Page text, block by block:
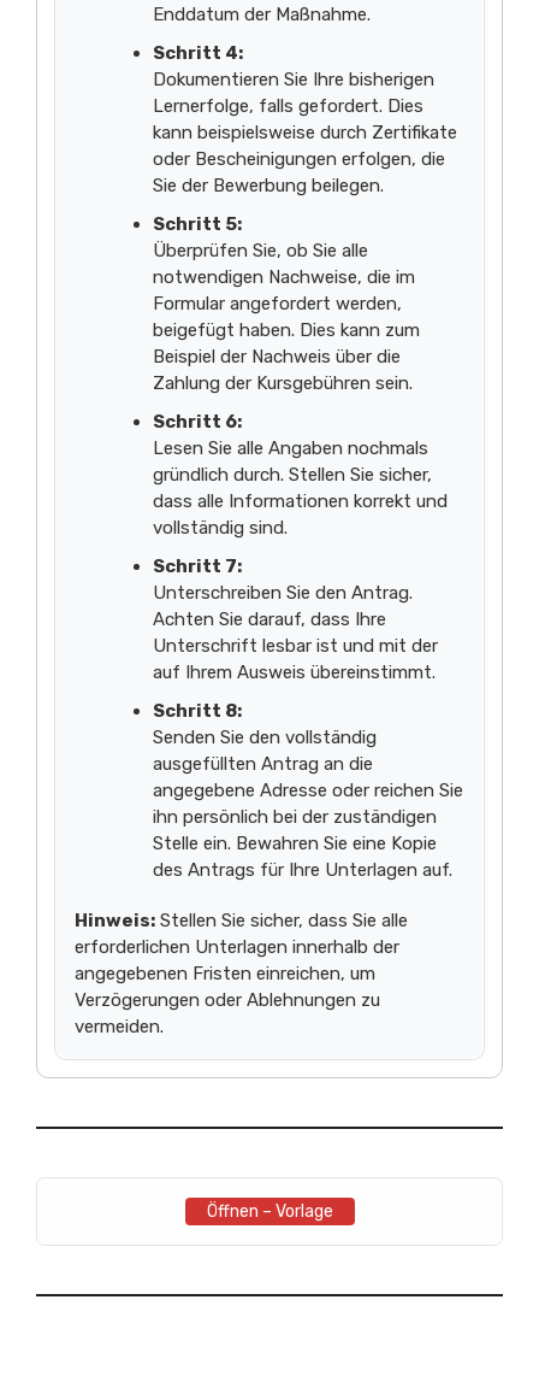
Enddatum der Maßnahme.
Schritt 4:
Dokumentieren Sie Ihre bisherigen
Lernerfolge, falls gefordert. Dies
kann beispielsweise durch Zertifikate
oder Bescheinigungen erfolgen, die
Sie der Bewerbung beilegen.
Schritt 5:
Überprüfen Sie, ob Sie alle
notwendigen Nachweise, die im
Formular angefordert werden,
beigefügt haben. Dies kann zum
Beispiel der Nachweis über die
Zahlung der Kursgebühren sein.
Schritt 6:
Lesen Sie alle Angaben nochmals
gründlich durch. Stellen Sie sicher,
dass alle Informationen korrekt und
vollständig sind.
Schritt 7:
Unterschreiben Sie den Antrag.
Achten Sie darauf, dass Ihre
Unterschrift lesbar ist und mit der
auf Ihrem Ausweis übereinstimmt.
Schritt 8:
Senden Sie den vollständig
ausgefüllten Antrag an die
angegebene Adresse oder reichen Sie
ihn persönlich bei der zuständigen
Stelle ein. Bewahren Sie eine Kopie
des Antrags für Ihre Unterlagen auf.
Hinweis: Stellen Sie sicher, dass Sie alle
erforderlichen Unterlagen innerhalb der
angegebenen Fristen einreichen, um
Verzögerungen oder Ablehnungen zu
vermeiden.
Öffnen – Vorlage